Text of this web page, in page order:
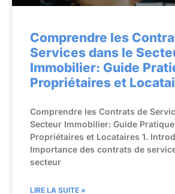
Comprendre les
Services dans le
Immobilier: Guide
Propriétaires et
Comprendre les Contrats de
Secteur Immobilier: Guide
Propriétaires et Locataires 1.
Importance des contrats de
secteur
LIRE LA SUITE »